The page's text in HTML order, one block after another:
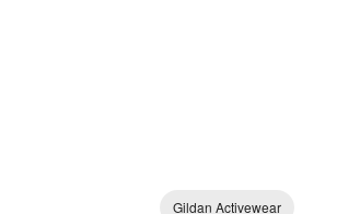
Gildan Activewear